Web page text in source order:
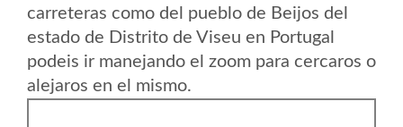
carreteras como del pueblo de Beijos del
estado de Distrito de Viseu en Portugal
podeis ir manejando el zoom para cercaros o
alejaros en el mismo.